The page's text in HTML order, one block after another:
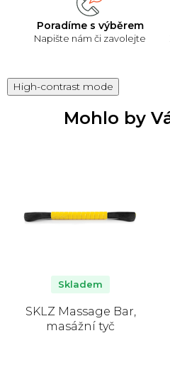
Poradíme s výběrem
Napište nám či zavolejte
High-contrast mode
Mohlo by
SKLZ Massage Bar,
masážní tyč
Skladem